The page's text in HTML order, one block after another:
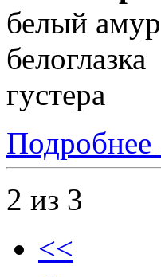
белый амур
белоглазка
густера
Подробнее
2 из 3
<<